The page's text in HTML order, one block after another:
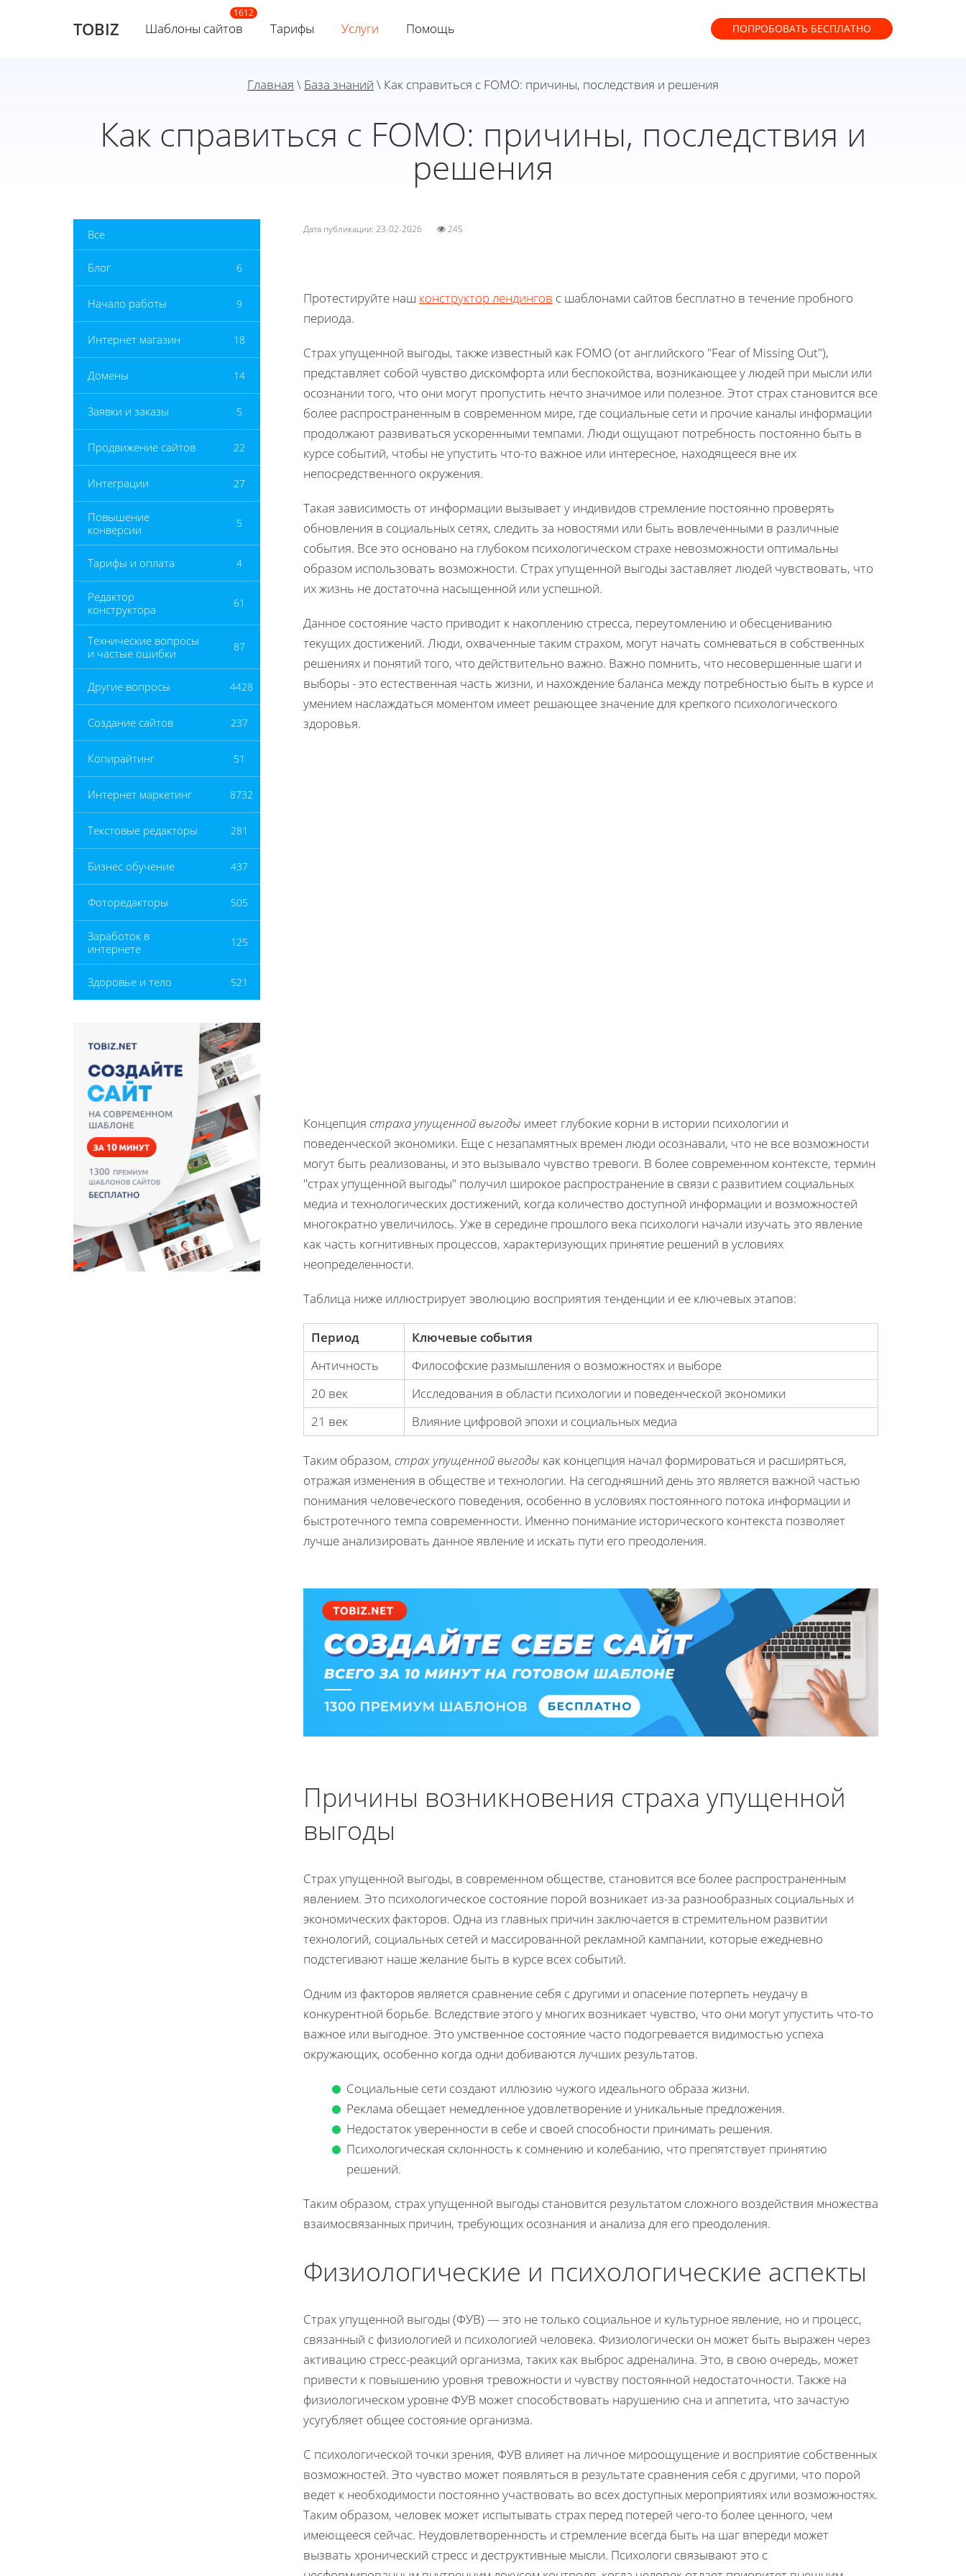
TOBIZ Шаблоны сайтов Тарифы Услуги Помощь ПОПРОБОВАТЬ БЕСПЛАТНО
Главная \ База знаний \ Как справиться с FOMO: причины, последствия и решения
Как справиться с FOMO: причины, последствия и
решения
Все
Блог 6
Начало работы 9
Интернет магазин 18
Домены 14
Заявки и заказы 5
Продвижение сайтов 22
Интеграции 27
Повышение
конверсии
5
Тарифы и оплата 4
Редактор
конструктора
61
Технические вопросы
и частые ошибки
87
Другие вопросы 4428
Создание сайтов 237
Копирайтинг 51
Интернет маркетинг 8732
Текстовые редакторы 281
Бизнес обучение 437
Фоторедакторы 505
Заработок в
интернете
125
Здоровье и тело 521
Дата публикации: 23-02-2026 245
Протестируйте наш конструктор лендингов с шаблонами сайтов бесплатно в течение пробного
периода.
Страх упущенной выгоды, также известный как FOMO (от английского "Fear of Missing Out"),
представляет собой чувство дискомфорта или беспокойства, возникающее у людей при мысли или
осознании того, что они могут пропустить нечто значимое или полезное. Этот страх становится все
более распространенным в современном мире, где социальные сети и прочие каналы информации
продолжают развиваться ускоренными темпами. Люди ощущают потребность постоянно быть в
курсе событий, чтобы не упустить что-то важное или интересное, находящееся вне их
непосредственного окружения.
Такая зависимость от информации вызывает у индивидов стремление постоянно проверять
обновления в социальных сетях, следить за новостями или быть вовлеченными в различные
события. Все это основано на глубоком психологическом страхе невозможности оптимальны
образом использовать возможности. Страх упущенной выгоды заставляет людей чувствовать, что
их жизнь не достаточна насыщенной или успешной.
Данное состояние часто приводит к накоплению стресса, переутомлению и обесцениванию
текущих достижений. Люди, охваченные таким страхом, могут начать сомневаться в собственных
решениях и понятий того, что действительно важно. Важно помнить, что несовершенные шаги и
выборы - это естественная часть жизни, и нахождение баланса между потребностью быть в курсе и
умением наслаждаться моментом имеет решающее значение для крепкого психологического
здоровья.
Концепция страха упущенной выгоды имеет глубокие корни в истории психологии и
поведенческой экономики. Еще с незапамятных времен люди осознавали, что не все возможности
могут быть реализованы, и это вызывало чувство тревоги. В более современном контексте, термин
"страх упущенной выгоды" получил широкое распространение в связи с развитием социальных
медиа и технологических достижений, когда количество доступной информации и возможностей
многократно увеличилось. Уже в середине прошлого века психологи начали изучать это явление
как часть когнитивных процессов, характеризующих принятие решений в условиях
неопределенности.
Таблица ниже иллюстрирует эволюцию восприятия тенденции и ее ключевых этапов:
Период
Ключевые события
Античность
Философские размышления о возможностях и выборе
20 век
Исследования в области психологии и поведенческой экономики
21 век
Влияние цифровой эпохи и социальных медиа
Таким образом, страх упущенной выгоды как концепция начал формироваться и расширяться,
отражая изменения в обществе и технологии. На сегодняшний день это является важной частью
понимания человеческого поведения, особенно в условиях постоянного потока информации и
быстротечного темпа современности. Именно понимание исторического контекста позволяет
лучше анализировать данное явление и искать пути его преодоления.
Причины возникновения страха упущенной
выгоды
Страх упущенной выгоды, в современном обществе, становится все более распространенным
явлением. Это психологическое состояние порой возникает из-за разнообразных социальных и
экономических факторов. Одна из главных причин заключается в стремительном развитии
технологий, социальных сетей и массированной рекламной кампании, которые ежедневно
подстегивают наше желание быть в курсе всех событий.
Одним из факторов является сравнение себя с другими и опасение потерпеть неудачу в
конкурентной борьбе. Вследствие этого у многих возникает чувство, что они могут упустить что-то
важное или выгодное. Это умственное состояние часто подогревается видимостью успеха
окружающих, особенно когда одни добиваются лучших результатов.
Социальные сети создают иллюзию чужого идеального образа жизни.
Реклама обещает немедленное удовлетворение и уникальные предложения.
Недостаток уверенности в себе и своей способности принимать решения.
Психологическая склонность к сомнению и колебанию, что препятствует принятию
решений.
Таким образом, страх упущенной выгоды становится результатом сложного воздействия множества
взаимосвязанных причин, требующих осознания и анализа для его преодоления.
Физиологические и психологические аспекты
Страх упущенной выгоды (ФУВ) — это не только социальное и культурное явление, но и процесс,
связанный с физиологией и психологией человека. Физиологически он может быть выражен через
активацию стресс-реакций организма, таких как выброс адреналина. Это, в свою очередь, может
привести к повышению уровня тревожности и чувству постоянной недостаточности. Также на
физиологическом уровне ФУВ может способствовать нарушению сна и аппетита, что зачастую
усугубляет общее состояние организма.
С психологической точки зрения, ФУВ влияет на личное мироощущение и восприятие собственных
возможностей. Это чувство может появляться в результате сравнения себя с другими, что порой
ведет к необходимости постоянно участвовать во всех доступных мероприятиях или возможностях.
Таким образом, человек может испытывать страх перед потерей чего-то более ценного, чем
имеющееся сейчас. Неудовлетворенность и стремление всегда быть на шаг впереди может
вызвать хронический стресс и деструктивные мысли. Психологи связывают это с